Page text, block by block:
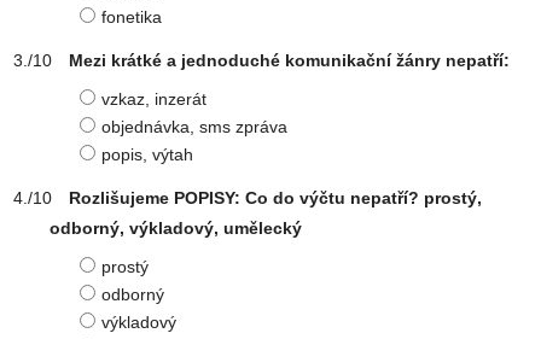
fonetika
Mezi krátké a jednoduché komunikační žánry nepatří:
vzkaz, inzerát
objednávka, sms zpráva
popis, výtah
Rozlišujeme POPISY: Co do výčtu nepatří? prostý,
odborný, výkladový, umělecký
prostý
odborný
výkladový